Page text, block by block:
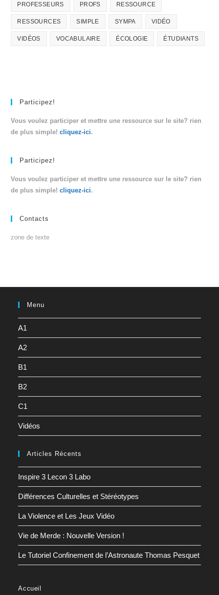
PROFESSEURS PROFS RESSOURCE
RESSOURCES SIMPLE SYMPA VIDÉO
VIDÉOS VOCABULAIRE ÉCOLOGIE ÉTUDIANTS
Participez!
Vous voulez participer et mettre une ressource sur le site? rien
de plus simple!cliquez-ici.
Participez!
Vous voulez participer et mettre une ressource sur le site? rien
de plus simple!cliquez-ici.
Contacts
zone de texte
Menu
A1
A2
B1
B2
C1
Vidéos
Articles Récents
Inspire 3 Lecon 3 Labo
Différences Culturelles et Stéréotypes
La Violence et Les Jeux Vidéo
Vie de Merde : Nouvelle Version !
Le Tutoriel Confinement de l’Astronaute Thomas Pesquet
Accueil